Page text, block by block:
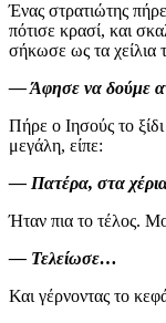
Ένας στρατιώτης
πότισε κρασί, και
σήκωσε ως τα χείλια
— Άφησε να δούμε
Πήρε ο Ιησούς το
μεγάλη, είπε:
— Πατέρα, στα
Ήταν πια το τέλος.
— Τελείωσε…
Και γέρνοντας το